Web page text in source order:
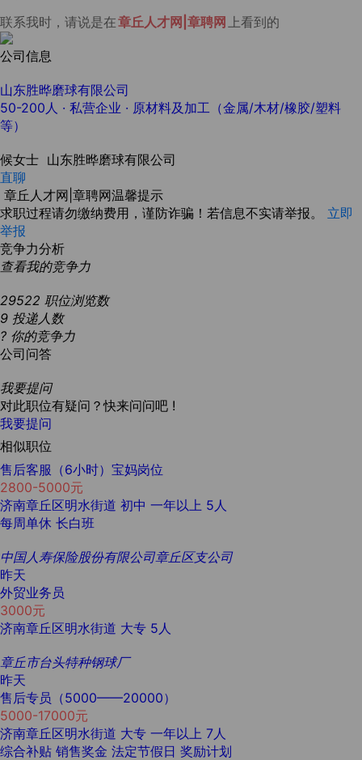
联系我时，请说是在章丘人才网|章聘网 上看到的
公司信息
山东胜晔磨球有限公司
50-200人 · 私营企业 · 原材料及加工（金属/木材/橡胶/塑料
等）
候女士 山东胜晔磨球有限公司
直聊
章丘人才网|章聘网温馨提示
求职过程请勿缴纳费用，谨防诈骗！若信息不实请举报。 立即
举报
竞争力分析
查看我的竞争力
29522 职位浏览数
9 投递人数
? 你的竞争力
公司问答
我要提问
对此职位有疑问？快来问问吧 !
我要提问
相似职位
售后客服（6小时）宝妈岗位
2800-5000元
济南章丘区明水街道 初中 一年以上 5人
每周单休 长白班
中国人寿保险股份有限公司章丘区支公司
昨天
外贸业务员
3000元
济南章丘区明水街道 大专 5人
章丘市台头特种钢球厂
昨天
售后专员（5000——20000）
5000-17000元
济南章丘区明水街道 大专 一年以上 7人
综合补贴 销售奖金 法定节假日 奖励计划